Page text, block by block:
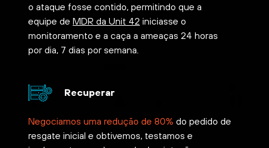
o ataque fosse contido, permitindo que a
equipe de MDR da Unit 42 iniciasse o
monitoramento e a caça a ameaças 24 horas
por dia, 7 dias por semana.
Recuperar
Negociamos uma redução de 80% do pedido de
resgate inicial e obtivemos, testamos e